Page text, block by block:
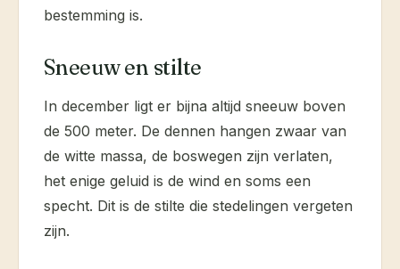
bestemming is.
Sneeuw en stilte
In december ligt er bijna altijd sneeuw boven
de 500 meter. De dennen hangen zwaar van
de witte massa, de boswegen zijn verlaten,
het enige geluid is de wind en soms een
specht. Dit is de stilte die stedelingen vergeten
zijn.